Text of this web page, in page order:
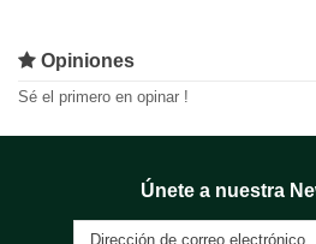
Opiniones
Sé el primero en opinar !
Únete a nuestra